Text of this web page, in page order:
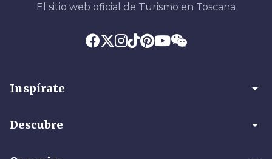
El sitio web oficial de Turismo en Toscana
Inspírate arrow_drop_down
Descubre arrow_drop_down